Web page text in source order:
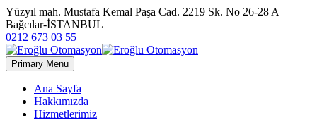
Yüzyıl mah. Mustafa Kemal Paşa Cad. 2219 Sk. No 26-28 A
Bağcılar-İSTANBUL
0212 673 03 55
Primary Menu
Ana Sayfa
Hakkımızda
Hizmetlerimiz